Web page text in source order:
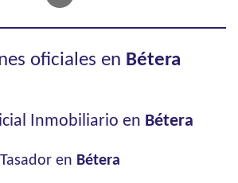
oficiales en Bétera
Inmobiliario en Bétera
Tasador en Bétera